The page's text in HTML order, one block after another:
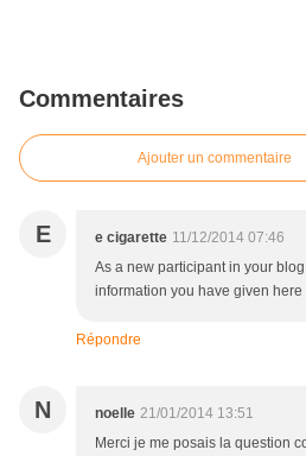
Commentaires
Ajouter un commentaire
E e cigarette 11/12/2014 07:46
As a new participant in your
information you have given
Répondre
N noelle 21/01/2014 13:51
Merci je me posais la question